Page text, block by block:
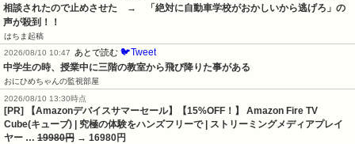
相談されたので止めさせた　→　「絶対に自動車学校がおかしいから逃げろ」の
声が殺到！！
はちま起稿
2026/08/10 10:47
あとで読む 🐦Tweet
中学生の時、授業中に三階の教室から飛び降りた事がある
おにひめちゃんの監視部屋
2026/08/10 13:30時点
[PR] 【Amazonデバイスサマーセール】【15%OFF！】 Amazon Fire TV
Cube(キューブ) | 究極の体験をハンズフリーで | ストリーミングメディアプレイ
ヤー … 19980円 → 16980円